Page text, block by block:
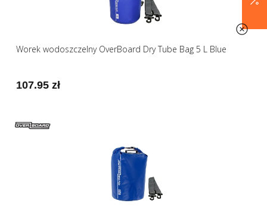
Worek wodoszczelny OverBoard Dry Tube Bag 5 L Blue
107.95 zł